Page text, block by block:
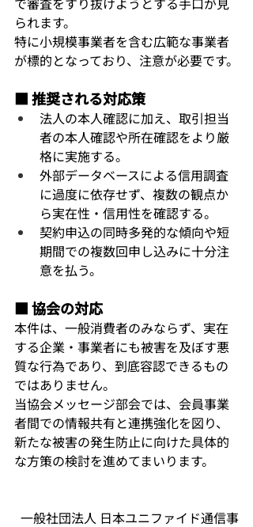
られます。
特に小規模事業者を含む広範な事業者
が標的となっており、注意が必要です。
■ 推奨される対応策
法人の本人確認に加え、取引担当
者の本人確認や所在確認をより厳
格に実施する。
外部データベースによる信用調査
に過度に依存せず、複数の観点か
ら実在性・信用性を確認する。
契約申込の同時多発的な傾向や短
期間での複数回申し込みに十分注
意を払う。
■ 協会の対応
本件は、一般消費者のみならず、実在
する企業・事業者にも被害を及ぼす悪
質な行為であり、到底容認できるもの
ではありません。
当協会メッセージ部会では、会員事業
者間での情報共有と連携強化を図り、
新たな被害の発生防止に向けた具体的
な方策の検討を進めてまいります。
一般社団法人 日本ユニファイド通信事